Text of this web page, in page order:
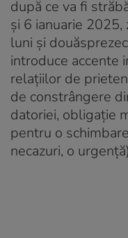
după ce va fi
și 6 ianuarie 2025,
luni și
introduce accente
relațiilor de
de constrângere
datoriei, obligație
pentru o
necazuri, o